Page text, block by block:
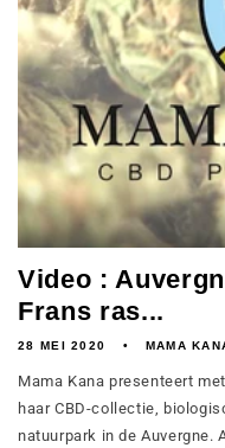
Video :
Frans ras...
28 MEI 2020 MAMA
Mama Kana presenteert
haar CBD-collectie,
natuurpark in de Auvergne.